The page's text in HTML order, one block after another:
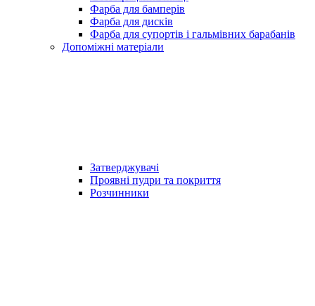
Фарба для бамперів
Фарба для дисків
Фарба для супортів і гальмівних барабанів
Допоміжні матеріали
Затверджувачі
Проявні пудри та покриття
Розчинники